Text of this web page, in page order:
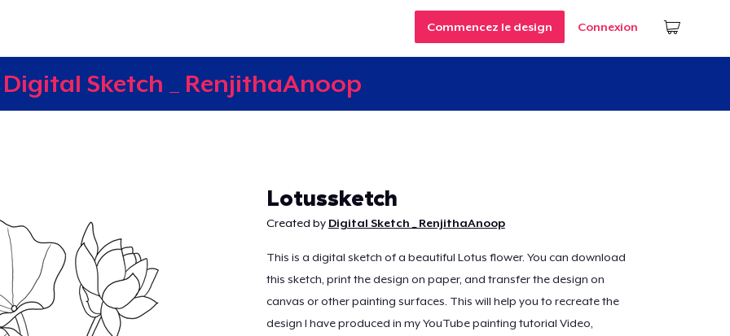
Commencez le design Connexion
Digital Sketch _ RenjithaAnoop
Lotussketch
Created by Digital Sketch _ RenjithaAnoop
This is a digital sketch of a beautiful Lotus flower. You can download
this sketch, print the design on paper, and transfer the design on
canvas or other painting surfaces. This will help you to recreate the
design I have produced in my YouTube painting tutorial Video,